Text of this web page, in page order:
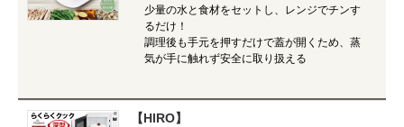
少量の水と食材をセットし、レンジでチンす
るだけ！
調理後も手元を押すだけで蓋が開くため、蒸
気が手に触れず安全に取り扱える
【HIRO】